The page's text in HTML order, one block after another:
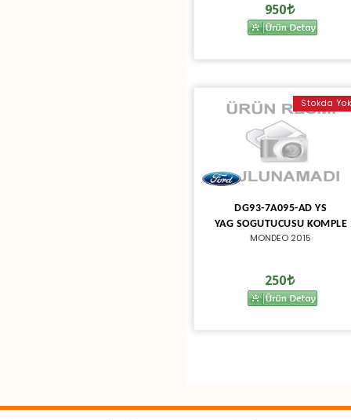
950
Stokda Yok
DG93-7A095-AD YS
YAG SOGUTUCUSU KOMPLE
MONDEO 2015
250